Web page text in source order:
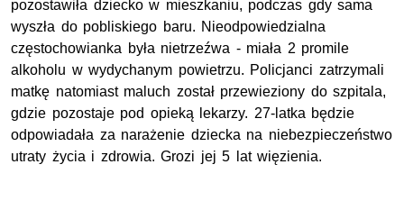
pozostawiła dziecko w mieszkaniu, podczas gdy sama
wyszła do pobliskiego baru. Nieodpowiedzialna
częstochowianka była nietrzeźwa - miała 2 promile
alkoholu w wydychanym powietrzu. Policjanci zatrzymali
matkę natomiast maluch został przewieziony do szpitala,
gdzie pozostaje pod opieką lekarzy. 27-latka będzie
odpowiadała za narażenie dziecka na niebezpieczeństwo
utraty życia i zdrowia. Grozi jej 5 lat więzienia.